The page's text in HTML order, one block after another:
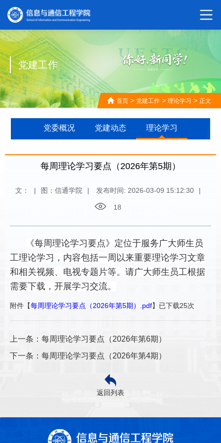
党建工作
首页 > 党建工作 > 理论学习 > 正文
党委概况 党建动态 理论学习
每周理论学习要点（2026年第5期）
文： | 图：信通学院 | 发布时间: 2026-03-09 15:12:30 |
18
《每周理论学习要点》定位于服务广大师生员
工理论学习，内容包括一周以来重要理论学习文章
和相关视频、电视专题片等。请广大师生员工根据
需要下载，开展学习交流。
附件【每周理论学习要点（2026年第5期）.pdf】已下载25次
上一条：每周理论学习要点（2026年第6期）
下一条：每周理论学习要点（2026年第4期）
返回列表